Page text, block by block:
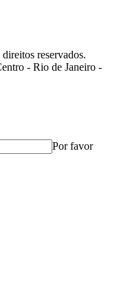
reservados.
- Rio de Janeiro -
Por favor